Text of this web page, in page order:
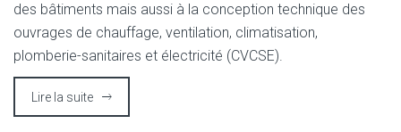
des bâtiments mais aussi à la conception technique des
ouvrages de chauffage, ventilation, climatisation,
plomberie-sanitaires et électricité (CVCSE).
Lire la suite